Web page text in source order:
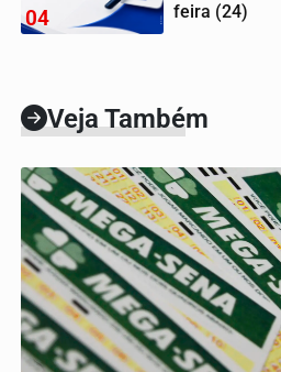
04
feira (24)
Veja Também